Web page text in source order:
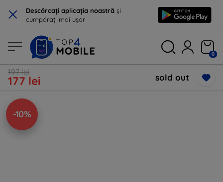
× Descărcați aplicația noastră și
cumpărați mai ușor
0
197 lei
177 lei sold out
-10%